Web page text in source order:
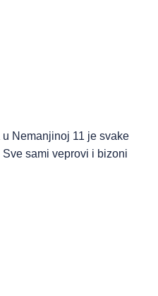
Nemanjinoj 11 je svake
sami veprovi i bizoni